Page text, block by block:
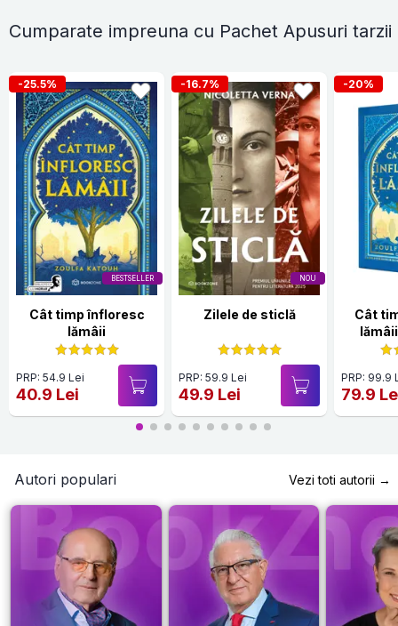
Cumparate impreuna cu Pachet Apusuri tarzii
BESTSELLER
-25.5%
Cât timp înfloresc
lămâii
PRP: 54.9 Lei
40.9 Lei
NOU
-16.7%
Zilele de sticlă
PRP: 59.9 Lei
49.9 Lei
-20%
Cât
PRP: 99.9
79.9
Autori populari Vezi toti autorii →